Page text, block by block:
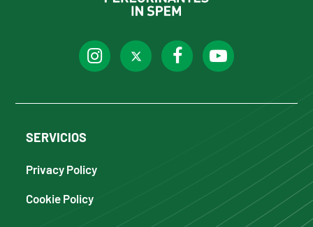
SERVICIOS
Privacy Policy
Cookie Policy